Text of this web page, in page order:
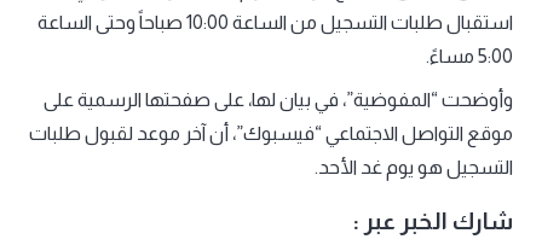
استقبال طلبات التسجيل من الساعة 10:00 صباحاً وحتى الساعة
5:00 مساءً.
وأوضحت “المفوضية”، في بيان لها، على صفحتها الرسمية على
موقع التواصل الاجتماعي “فيسبوك”، أن آخر موعد لقبول طلبات
التسجيل هو يوم غد الأحد.
شارك الخبر عبر :